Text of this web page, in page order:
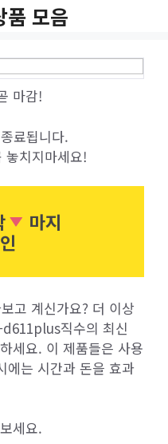
품 모음
마감!
료됩니다.
놓치지마세요!
마지
고 계신가요? 더 이상
직수의 최신
세요. 이 제품들은 사용
에는 시간과 돈을 효과
세요.